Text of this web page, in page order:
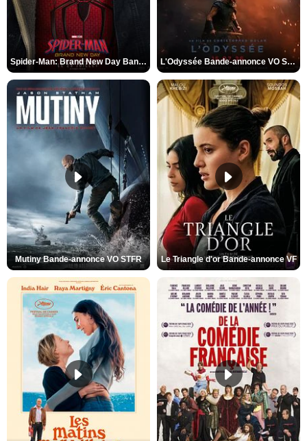
Spider-Man: Brand New Day Bande-annonce VO STFR L'Odyssée Bande-annonce VO STFR
Mutiny Bande-annonce VO STFR Le Triangle d'or Bande-annonce VF